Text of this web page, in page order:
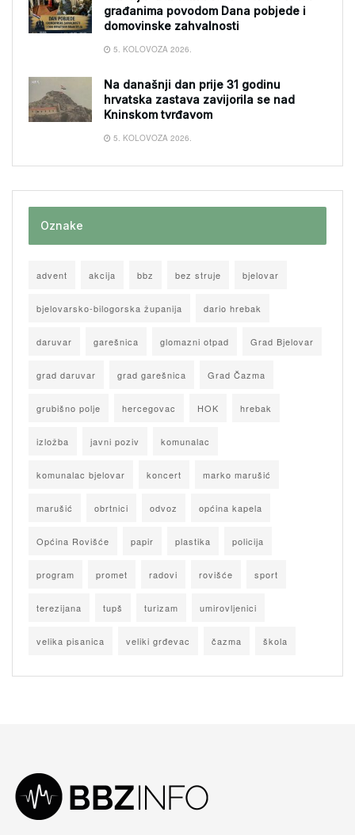
građanima povodom Dana pobjede i
domovinske zahvalnosti
5. KOLOVOZA 2026.
Na današnji dan prije 31 godinu
hrvatska zastava zavijorila se nad
Kninskom tvrđavom
5. KOLOVOZA 2026.
Oznake
advent akcija bbz bez struje bjelovar
bjelovarsko-bilogorska županija dario hrebak
daruvar garešnica glomazni otpad Grad Bjelovar
grad daruvar grad garešnica Grad Čazma
grubišno polje hercegovac HOK hrebak
izložba javni poziv komunalac
komunalac bjelovar koncert marko marušić
marušić obrtnici odvoz općina kapela
Općina Rovišće papir plastika policija
program promet radovi rovišće sport
terezijana tupš turizam umirovljenici
velika pisanica veliki grđevac čazma škola